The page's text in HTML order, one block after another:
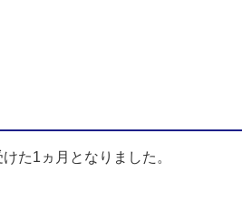
た1ヵ月となりました。